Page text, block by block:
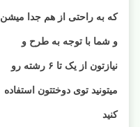
که به راحتی از هم جدا میشن
و شما با توجه به طرح و
نیازتون از یک تا ۶ رشته رو
میتونید توی دوختتون استفاده
کنید